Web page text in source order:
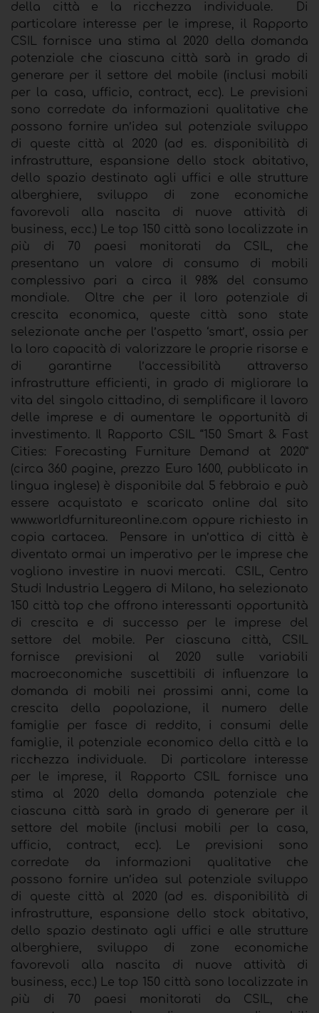
della città e la ricchezza individuale. Di
particolare interesse per le imprese, il Rapporto
CSIL fornisce una stima al 2020 della domanda
potenziale che ciascuna città sarà in grado di
generare per il settore del mobile (inclusi mobili
per la casa, ufficio, contract, ecc). Le previsioni
sono corredate da informazioni qualitative che
possono fornire un’idea sul potenziale sviluppo
di queste città al 2020 (ad es. disponibilità di
infrastrutture, espansione dello stock abitativo,
dello spazio destinato agli uffici e alle strutture
alberghiere, sviluppo di zone economiche
favorevoli alla nascita di nuove attività di
business, ecc.) Le top 150 città sono localizzate in
più di 70 paesi monitorati da CSIL, che
presentano un valore di consumo di mobili
complessivo pari a circa il 98% del consumo
mondiale. Oltre che per il loro potenziale di
crescita economica, queste città sono state
selezionate anche per l’aspetto ‘smart’, ossia per
la loro capacità di valorizzare le proprie risorse e
di garantirne l’accessibilità attraverso
infrastrutture efficienti, in grado di migliorare la
vita del singolo cittadino, di semplificare il lavoro
delle imprese e di aumentare le opportunità di
investimento. Il Rapporto CSIL “150 Smart & Fast
Cities: Forecasting Furniture Demand at 2020”
(circa 360 pagine, prezzo Euro 1600, pubblicato in
lingua inglese) è disponibile dal 5 febbraio e può
essere acquistato e scaricato online dal sito
www.worldfurnitureonline.com oppure richiesto in
copia cartacea. Pensare in un’ottica di città è
diventato ormai un imperativo per le imprese che
vogliono investire in nuovi mercati. CSIL, Centro
Studi Industria Leggera di Milano, ha selezionato
150 città top che offrono interessanti opportunità
di crescita e di successo per le imprese del
settore del mobile. Per ciascuna città, CSIL
fornisce previsioni al 2020 sulle variabili
macroeconomiche suscettibili di influenzare la
domanda di mobili nei prossimi anni, come la
crescita della popolazione, il numero delle
famiglie per fasce di reddito, i consumi delle
famiglie, il potenziale economico della città e la
ricchezza individuale. Di particolare interesse
per le imprese, il Rapporto CSIL fornisce una
stima al 2020 della domanda potenziale che
ciascuna città sarà in grado di generare per il
settore del mobile (inclusi mobili per la casa,
ufficio, contract, ecc). Le previsioni sono
corredate da informazioni qualitative che
possono fornire un’idea sul potenziale sviluppo
di queste città al 2020 (ad es. disponibilità di
infrastrutture, espansione dello stock abitativo,
dello spazio destinato agli uffici e alle strutture
alberghiere, sviluppo di zone economiche
favorevoli alla nascita di nuove attività di
business, ecc.) Le top 150 città sono localizzate in
più di 70 paesi monitorati da CSIL, che